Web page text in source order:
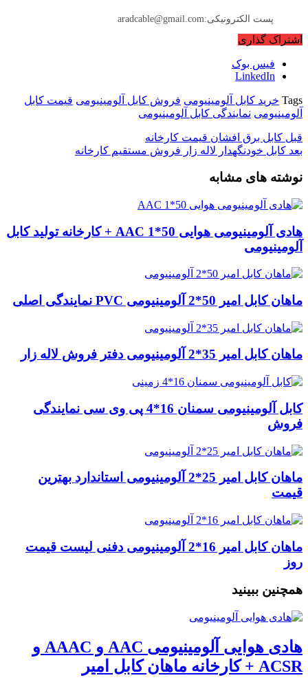
پست الکترونیکی:aradcable@gmail.com
اشتراک گذاری
فیس بوک
LinkedIn
Tags خرید کابل آلومینیومی فروش کابل آلومینیومی قیمت کابل
آلومینیومی نمایندگی کابل آلومینیومی
قبل کابل برق افشان قیمت کارخانه
بعد کابل خودنگهدار لاله زار فروش مستقیم کارخانه
نوشته های مشابه
هادی آلومینیومی هوایی 50*1 AAC + کارخانه تولید کابل
آلومینیومی
ماهان کابل امیر 50*2 آلومینیومی PVC نمایندگی اصلی
ماهان کابل امیر 35*2 آلومینیومی دفتر فروش لاله زار
کابل آلومینیومی سمنان 16*4 پی وی سی نمایندگی
فروش
ماهان کابل امیر 25*2 آلومینیومی استاندارد بهترین
قیمت
ماهان کابل امیر 16*2 آلومینیومی دفنی لیست قیمت
روز
همچنین ببینید
هادی هوایی آلومینیومی AAC و AAAC و
ACSR + کارخانه ماهان کابل امیر